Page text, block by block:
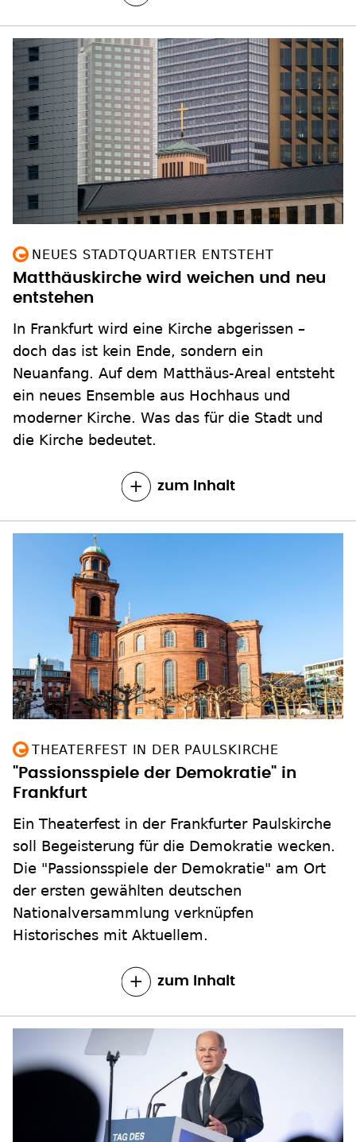
NEUES STADTQUARTIER ENTSTEHT
Matthäuskirche wird weichen und neu
entstehen
In Frankfurt wird eine Kirche abgerissen –
doch das ist kein Ende, sondern ein
Neuanfang. Auf dem Matthäus-Areal entsteht
ein neues Ensemble aus Hochhaus und
moderner Kirche. Was das für die Stadt und
die Kirche bedeutet.
zum Inhalt
THEATERFEST IN DER PAULSKIRCHE
"Passionsspiele der Demokratie" in
Frankfurt
Ein Theaterfest in der Frankfurter Paulskirche
soll Begeisterung für die Demokratie wecken.
Die "Passionsspiele der Demokratie" am Ort
der ersten gewählten deutschen
Nationalversammlung verknüpfen
Historisches mit Aktuellem.
zum Inhalt